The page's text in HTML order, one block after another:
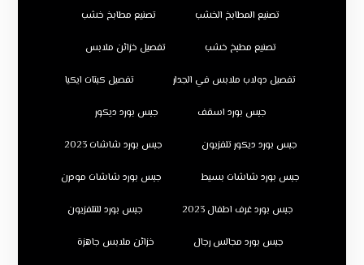
تصنيع المطابخ الخشب تصنيع مطابخ خشب
تصنيع مطبخ خشب تفصيل خزائن ملابس
تفصيل دولاب ملابس في الجدار تفصيل كبتات ايكيا
جبس بورد اسقف جبس بورد ديكور
جبس بورد ديكور تلفزيون جبس بورد شاشات 2023
جبس بورد شاشات بسيط جبس بورد شاشات مودرن
جبس بورد غرف اطفال 2023 جبس بورد للتلفزيون
جبس بورد مجالس رجال خزائن ملابس جاهزة